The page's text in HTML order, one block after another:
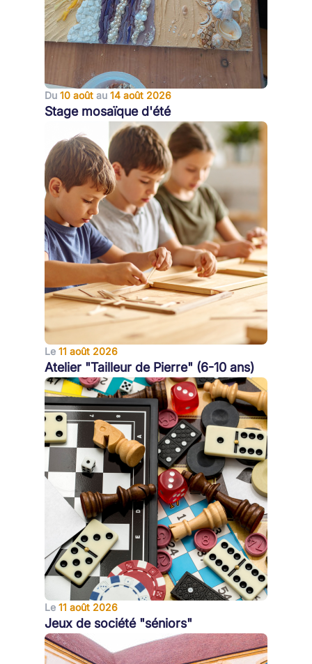
Du 10 août au 14 août 2026
Stage mosaïque d'été
Le 11 août 2026
Atelier "Tailleur de Pierre" (6-10 ans)
Le 11 août 2026
Jeux de société "séniors"